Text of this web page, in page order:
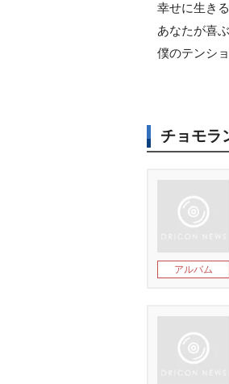
幸せに生き
あなたが喜
僕のテンシ
チョモラ
アルバム